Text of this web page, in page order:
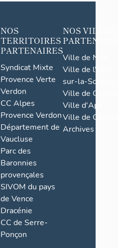
Le mur
trois
linteau en
ressauts en
De chaque
NOS
TERRITOIRES
PARTENAIRES
Syndicat Mixte
Provence Verte
Verdon
CC Alpes
Provence Verdon
Département de
Vaucluse
Parc des
Baronnies
provençales
SIVOM du pays
de Vence
Dracénie
CC de Serre-
Ponçon
NOS VILLES
Ville de Nice
Ville de l'Isle-
sur-la-Sorgue
Ville de Grasse
Ville d'Apt
Ville de
Archives